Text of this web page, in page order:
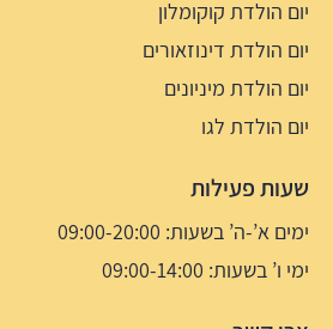
יום הולדת קוקומלון
יום הולדת דינוזאורים
יום הולדת מיניונים
יום הולדת לגו
שעות פעילות
ימים א’-ה’ בשעות: 09:00-20:00
ימי ו’ בשעות: 09:00-14:00